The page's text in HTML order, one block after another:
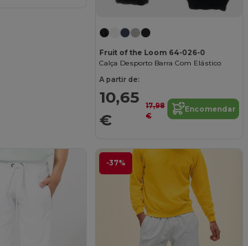
Fruit of the Loom 64-026-0
Calça Desporto Barra Com Elástico
A partir de:
10,65
€
17,98
€
Encomendar
-37%